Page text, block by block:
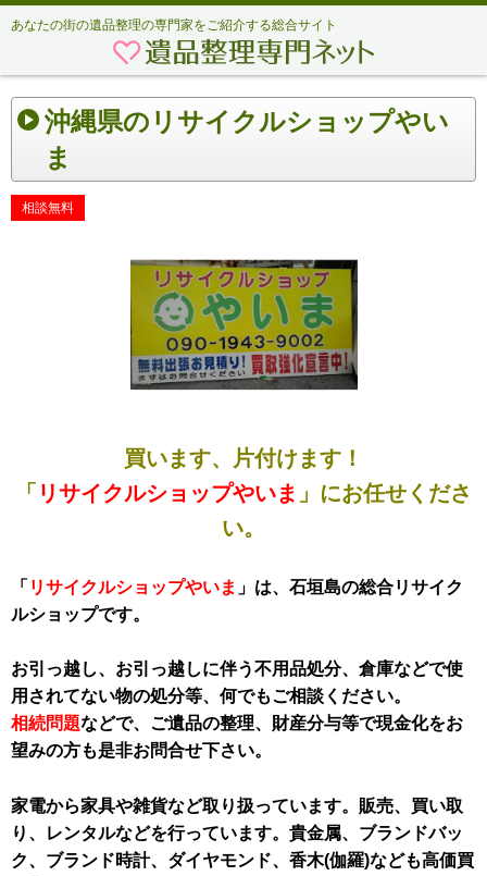
あなたの街の遺品整理の専門家をご紹介する総合サイト
沖縄県のリサイクルショップやい
ま
相談無料
買います、片付けます！
「 リサイクルショップやいま 」にお任せくださ
い。
「 リサイクルショップやいま 」は、石垣島の総合リサイク
ルショップです。
お引っ越し、お引っ越しに伴う不用品処分、倉庫などで使
用されてない物の処分等、何でもご相談ください。
相続問題などで、ご遺品の整理、財産分与等で現金化をお
望みの方も是非お問合せ下さい。
家電から家具や雑貨など取り扱っています。販売、買い取
り、レンタルなどを行っています。貴金属、ブランドバッ
ク、ブランド時計、ダイヤモンド、香木(伽羅)なども高価買